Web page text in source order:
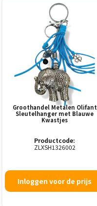
Groothandel Metalen Olifant
Sleutelhanger met Blauwe
Kwastjes
Productcode:
ZLXSH1326002
Inloggen voor de prijs